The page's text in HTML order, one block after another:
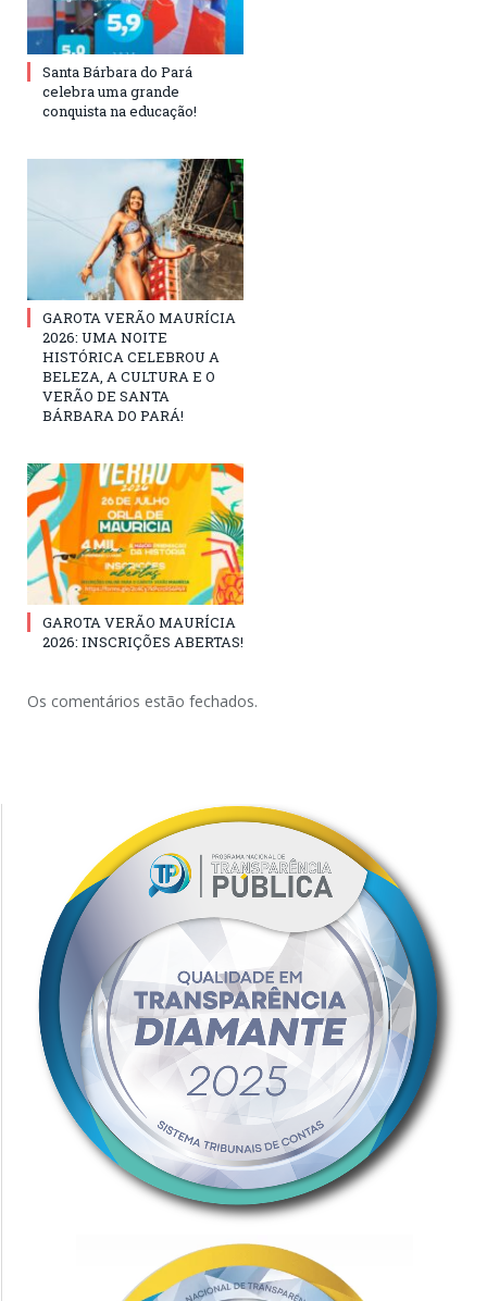
Santa Bárbara do Pará
celebra uma grande
conquista na educação!
GAROTA VERÃO MAURÍCIA
2026: UMA NOITE
HISTÓRICA CELEBROU A
BELEZA, A CULTURA E O
VERÃO DE SANTA
BÁRBARA DO PARÁ!
GAROTA VERÃO MAURÍCIA
2026: INSCRIÇÕES ABERTAS!
Os comentários estão fechados.